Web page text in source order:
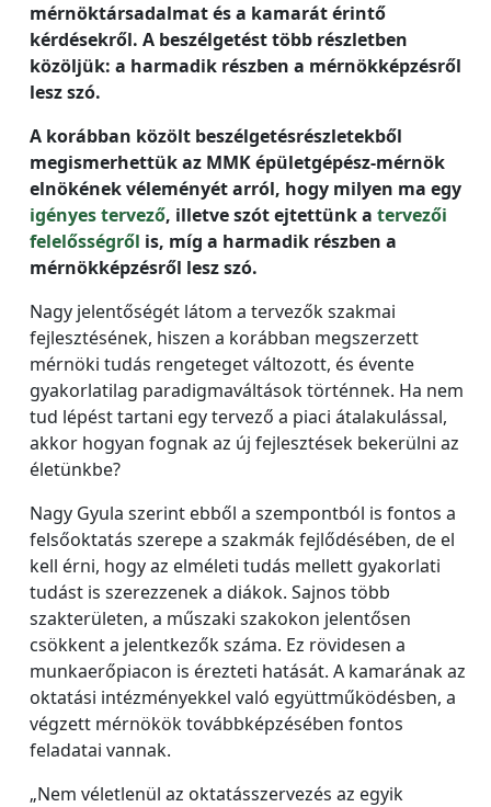
mérnöktársadalmat és a kamarát érintő
kérdésekről. A beszélgetést több részletben
közöljük: a harmadik részben a mérnökképzésről
lesz szó.
A korábban közölt beszélgetésrészletekből
megismerhettük az MMK épületgépész-mérnök
elnökének véleményét arról, hogy milyen ma egy
igényes tervező, illetve szót ejtettünk a tervezői
felelősségről is, míg a harmadik részben a
mérnökképzésről lesz szó.
Nagy jelentőségét látom a tervezők szakmai
fejlesztésének, hiszen a korábban megszerzett
mérnöki tudás rengeteget változott, és évente
gyakorlatilag paradigmaváltások történnek. Ha nem
tud lépést tartani egy tervező a piaci átalakulással,
akkor hogyan fognak az új fejlesztések bekerülni az
életünkbe?
Nagy Gyula szerint ebből a szempontból is fontos a
felsőoktatás szerepe a szakmák fejlődésében, de el
kell érni, hogy az elméleti tudás mellett gyakorlati
tudást is szerezzenek a diákok. Sajnos több
szakterületen, a műszaki szakokon jelentősen
csökkent a jelentkezők száma. Ez rövidesen a
munkaerőpiacon is érezteti hatását. A kamarának az
oktatási intézményekkel való együttműködésben, a
végzett mérnökök továbbképzésében fontos
feladatai vannak.
„Nem véletlenül az oktatásszervezés az egyik